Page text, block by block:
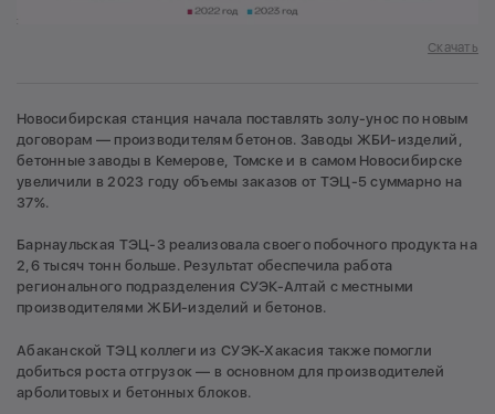
Скачать
Новосибирская станция начала поставлять золу-унос по новым
договорам — производителям бетонов. Заводы ЖБИ-изделий,
бетонные заводы в Кемерове, Томске и в самом Новосибирске
увеличили в 2023 году объемы заказов от ТЭЦ-5 суммарно на
37%.
Барнаульская ТЭЦ-3 реализовала своего побочного продукта на
2,6 тысяч тонн больше. Результат обеспечила работа
регионального подразделения СУЭК-Алтай с местными
производителями ЖБИ-изделий и бетонов.
Абаканской ТЭЦ коллеги из СУЭК-Хакасия также помогли
добиться роста отгрузок — в основном для производителей
арболитовых и бетонных блоков.